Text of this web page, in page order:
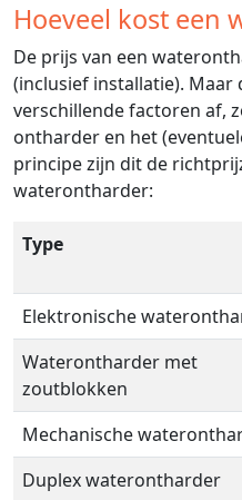
Hoeveel kost een
De prijs van een
(inclusief installatie).
verschillende factoren af,
ontharder en het
principe zijn dit de
waterontharder:
Type
Elektronische
Waterontharder met
zoutblokken
Mechanische
Duplex waterontharder